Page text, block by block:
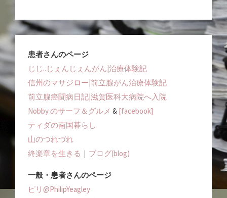
患者さんのページ
じじ..じぇんじぇんがん|治療体験記
信州のマサジロー|前立腺がん治療体験記
前立腺癌闘病日記|滋賀医科大病院へ入院
Nobby のサーフ＆グルメ & [facebook]
ティダの南国暮らし
山のつれづれ
終楽章を生きる ｜ ブログ(blog)
一般・患者さんのページ
ピリ@PhilipYeagley